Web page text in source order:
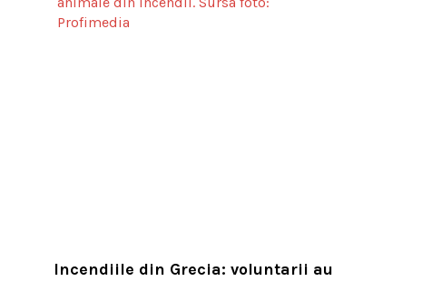
Incendiile din Grecia: voluntarii au